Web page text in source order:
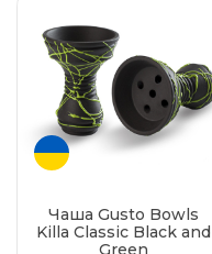
Чаша Gusto Bowls
Killa Classic Black and